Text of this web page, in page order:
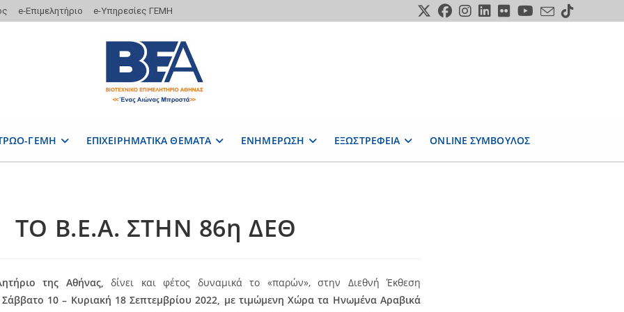
e-Επιμελητήριο e-Υπηρεσίες ΓΕΜΗ
ΓΕΜΗ ΕΠΙΧΕΙΡΗΜΑΤΙΚΑ ΘΕΜΑΤΑ ΕΝΗΜΕΡΩΣΗ ΕΞΩΣΤΡΕΦΕΙΑ ONLINE ΣΥΜΒΟΥΛΟΣ
ΤΟ Β.Ε.Α. ΣΤΗΝ 86η ΔΕΘ
της Αθήνας, δίνει και φέτος δυναμικά το «παρών», στην Διεθνή Έκθεση
Σάββατο 10 – Κυριακή 18 Σεπτεμβρίου 2022, με τιμώμενη Χώρα τα Ηνωμένα Αραβικά